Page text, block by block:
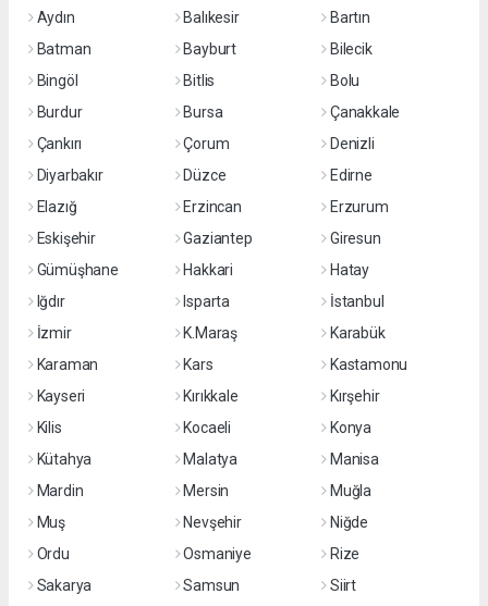
Aydın
Balıkesir
Bartın
Batman
Bayburt
Bilecik
Bingöl
Bitlis
Bolu
Burdur
Bursa
Çanakkale
Çankırı
Çorum
Denizli
Diyarbakır
Düzce
Edirne
Elazığ
Erzincan
Erzurum
Eskişehir
Gaziantep
Giresun
Gümüşhane
Hakkari
Hatay
Iğdır
Isparta
İstanbul
İzmir
K.Maraş
Karabük
Karaman
Kars
Kastamonu
Kayseri
Kırıkkale
Kırşehir
Kilis
Kocaeli
Konya
Kütahya
Malatya
Manisa
Mardin
Mersin
Muğla
Muş
Nevşehir
Niğde
Ordu
Osmaniye
Rize
Sakarya
Samsun
Siirt